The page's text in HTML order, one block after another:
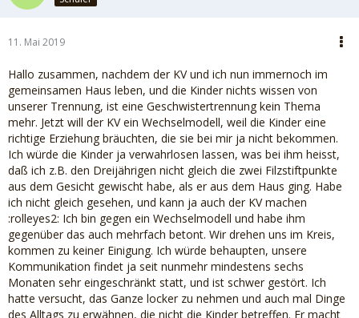
11. Mai 2019
Hallo zusammen, nachdem der KV und ich nun immernoch im
gemeinsamen Haus leben, und die Kinder nichts wissen von
unserer Trennung, ist eine Geschwistertrennung kein Thema
mehr. Jetzt will der KV ein Wechselmodell, weil die Kinder eine
richtige Erziehung bräuchten, die sie bei mir ja nicht bekommen.
Ich würde die Kinder ja verwahrlosen lassen, was bei ihm heisst,
daß ich z.B. den Dreijährigen nicht gleich die zwei Filzstiftpunkte
aus dem Gesicht gewischt habe, als er aus dem Haus ging. Habe
ich nicht gleich gesehen, und kann ja auch der KV machen
:rolleyes2: Ich bin gegen ein Wechselmodell und habe ihm
gegenüber das auch mehrfach betont. Wir drehen uns im Kreis,
kommen zu keiner Einigung. Ich würde behaupten, unsere
Kommunikation findet ja seit nunmehr mindestens sechs
Monaten sehr eingeschränkt statt, und ist schwer gestört. Ich
hatte versucht, das Ganze locker zu nehmen und auch mal Dinge
des Alltags zu erwähnen, die nicht die Kinder betreffen. Er macht